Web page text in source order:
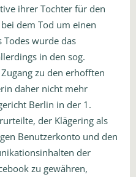
ihrer Tochter für den
dem Tod um einen
Todes wurde das
in den sog.
zu den erhofften
daher nicht mehr
Berlin in der 1.
der Klägering als
Benutzerkonto und den
der
zu gewähren,